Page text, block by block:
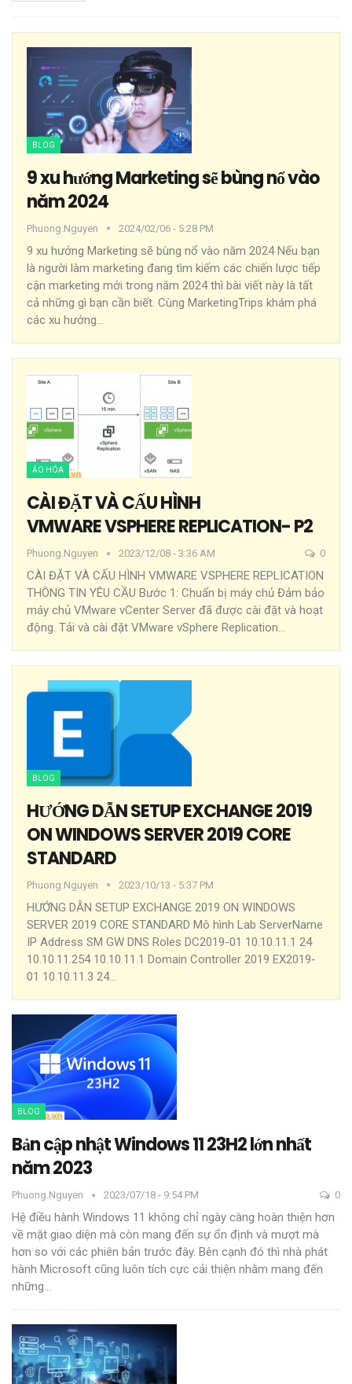
BLOG
9 xu hướng Marketing sẽ bùng nổ vào
năm 2024
Phuong.nguyen 2024/02/06 - 5:28 PM
9 xu hướng Marketing sẽ bùng nổ vào năm 2024Nếu bạn
là người làm marketing đang tìm kiếm các chiến lược tiếp
cận marketing mới trong năm 2024 thì bài viết này là tất
cả những gì bạn cần biết. Cùng MarketingTrips khám phá
các xu hướng…
ẢO HÓA
CÀI ĐẶT VÀ CẤU HÌNH
VMWARE VSPHERE REPLICATION- P2
Phuong.nguyen 2023/12/08 - 3:36 AM 0
CÀI ĐẶT VÀ CẤU HÌNH VMWARE VSPHERE REPLICATION
THÔNG TIN YÊU CẦU Bước 1: Chuẩn bị máy chủ Đảm bảo
máy chủ VMware vCenter Server đã được cài đặt và hoạt
động. Tải và cài đặt VMware vSphere Replication…
BLOG
HƯỚNG DẪN SETUP EXCHANGE 2019
ON WINDOWS SERVER 2019 CORE
STANDARD
Phuong.nguyen 2023/10/13 - 5:37 PM
HƯỚNG DẪN SETUP EXCHANGE 2019 ON WINDOWS
SERVER 2019 CORE STANDARD Mô hình Lab ServerName
IP Address SM GW DNS Roles DC2019-01 10.10.11.1 24
10.10.11.254 10.10.11.1 Domain Controller 2019 EX2019-
01 10.10.11.3 24…
BLOG
Bản cập nhật Windows 11 23H2 lớn nhất
năm 2023
Phuong.nguyen 2023/07/18 - 9:54 PM 0
Hệ điều hành Windows 11 không chỉ ngày càng hoàn thiện hơn
về mặt giao diện mà còn mang đến sự ổn định và mượt mà
hơn so với các phiên bản trước đây. Bên cạnh đó thì nhà phát
hành Microsoft cũng luôn tích cực cải thiện nhằm mang đến
những…